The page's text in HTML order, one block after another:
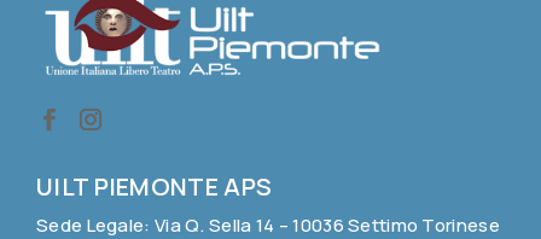
UILT PIEMONTE APS
Sede Legale: Via Q. Sella 14 – 10036 Settimo Torinese